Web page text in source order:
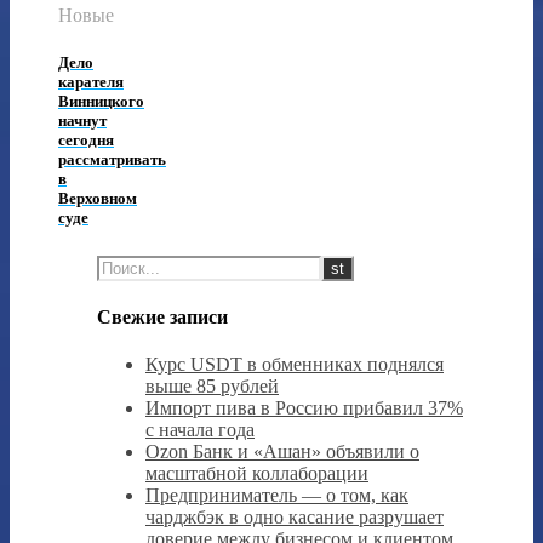
Новые
Дело
карателя
Винницкого
начнут
сегодня
рассматривать
в
Верховном
суде
Свежие записи
Курс USDT в обменниках поднялся
выше 85 рублей
Импорт пива в Россию прибавил 37%
с начала года
Ozon Банк и «Ашан» объявили о
масштабной коллаборации
Предприниматель — о том, как
чарджбэк в одно касание разрушает
доверие между бизнесом и клиентом